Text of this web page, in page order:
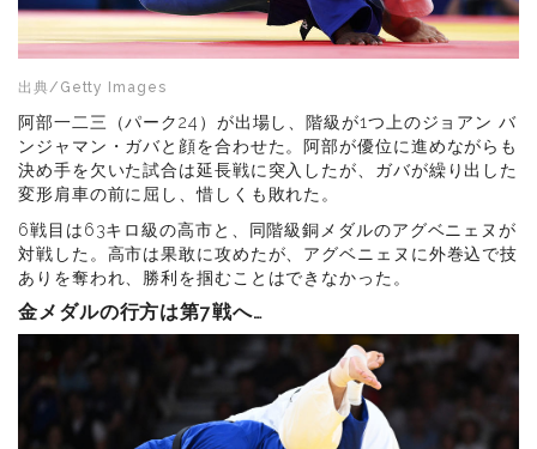
出典/Getty Images
阿部一二三（パーク24）が出場し、階級が1つ上のジョアン バ
ンジャマン・ガバと顔を合わせた。阿部が優位に進めながらも
決め手を欠いた試合は延長戦に突入したが、ガバが繰り出した
変形肩車の前に屈し、惜しくも敗れた。
6戦目は63キロ級の高市と、同階級銅メダルのアグベニェヌが
対戦した。高市は果敢に攻めたが、アグベニェヌに外巻込で技
ありを奪われ、勝利を掴むことはできなかった。
金メダルの行方は第7戦へ…